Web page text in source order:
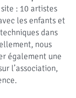
: 10 artistes
les enfants et
dans
nous
également une
l’association,